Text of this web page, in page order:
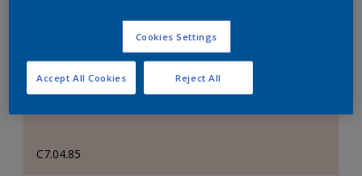
C7.04.85
Cookies Settings
Reject All
Accept All Cookies